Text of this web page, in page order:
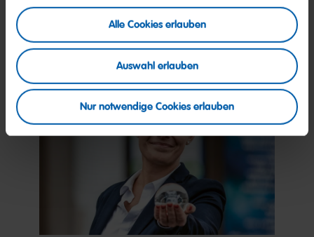
Alle Cookies erlauben
Auswahl erlauben
Nur notwendige Cookies erlauben
Mehr dazu